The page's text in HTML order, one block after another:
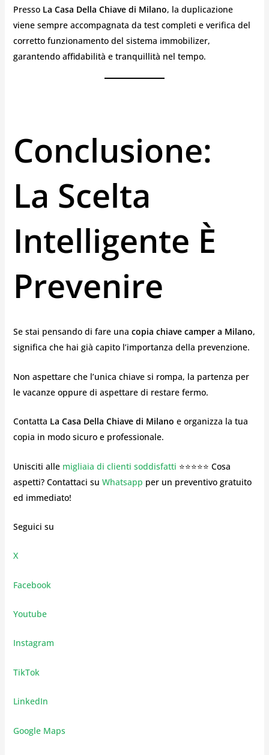
Presso La Casa Della Chiave di Milano, la duplicazione
viene sempre accompagnata da test completi e verifica del
corretto funzionamento del sistema immobilizer,
garantendo affidabilità e tranquillità nel tempo.
Conclusione:
La Scelta
Intelligente È
Prevenire
Se stai pensando di fare una copia chiave camper a Milano,
significa che hai già capito l’importanza della prevenzione.
Non aspettare che l’unica chiave si rompa, la partenza per
le vacanze oppure di aspettare di restare fermo.
Contatta La Casa Della Chiave di Milano e organizza la tua
copia in modo sicuro e professionale.
Unisciti alle migliaia di clienti soddisfatti ⭐⭐⭐⭐⭐ Cosa
aspetti? Contattaci su Whatsapp per un preventivo gratuito
ed immediato!
Seguici su
X
Facebook
Youtube
Instagram
TikTok
LinkedIn
Google Maps